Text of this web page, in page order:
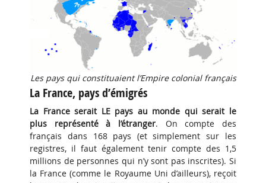
Les pays qui constituaient l’Empire colonial français
La France, pays d’émigrés
La France serait LE pays au monde qui serait le
plus représenté à l’étranger. On compte des
français dans 168 pays (et simplement sur les
registres, il faut également tenir compte des 1,5
millions de personnes qui n’y sont pas inscrites). Si
la France (comme le Royaume Uni d’ailleurs), reçoit